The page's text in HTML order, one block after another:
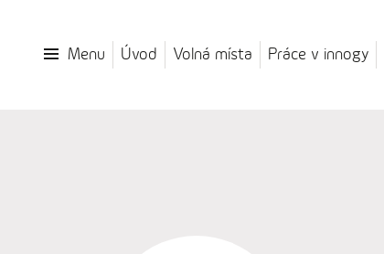
Menu Úvod Volná místa Práce v innogy